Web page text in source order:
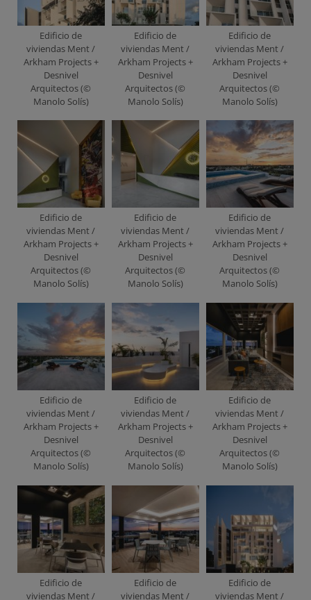
Edificio de
viviendas Ment /
Arkham Projects +
Desnivel
Arquitectos (©
Manolo Solís)
Edificio de
viviendas Ment /
Arkham Projects +
Desnivel
Arquitectos (©
Manolo Solís)
Edificio de
viviendas Ment /
Arkham Projects +
Desnivel
Arquitectos (©
Manolo Solís)
Edificio de
viviendas Ment /
Arkham Projects +
Desnivel
Arquitectos (©
Manolo Solís)
Edificio de
viviendas Ment /
Arkham Projects +
Desnivel
Arquitectos (©
Manolo Solís)
Edificio de
viviendas Ment /
Arkham Projects +
Desnivel
Arquitectos (©
Manolo Solís)
Edificio de
viviendas Ment /
Arkham Projects +
Desnivel
Arquitectos (©
Manolo Solís)
Edificio de
viviendas Ment /
Arkham Projects +
Desnivel
Arquitectos (©
Manolo Solís)
Edificio de
viviendas Ment /
Arkham Projects +
Desnivel
Arquitectos (©
Manolo Solís)
Edificio de
viviendas Ment /
Edificio de
viviendas Ment /
Edificio de
viviendas Ment /